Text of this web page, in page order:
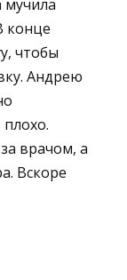
конце
чтобы
Андрею
врачом, а
Вскоре